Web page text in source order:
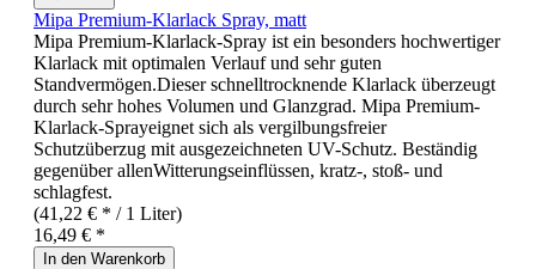
Mipa Premium-Klarlack Spray, matt
Mipa Premium-Klarlack-Spray ist ein besonders hochwertiger
Klarlack mit optimalen Verlauf und sehr guten
Standvermögen.Dieser schnelltrocknende Klarlack überzeugt
durch sehr hohes Volumen und Glanzgrad. Mipa Premium-
Klarlack-Sprayeignet sich als vergilbungsfreier
Schutzüberzug mit ausgezeichneten UV-Schutz. Beständig
gegenüber allenWitterungseinflüssen, kratz-, stoß- und
schlagfest.
(41,22 € * / 1 Liter)
16,49 € *
In den Warenkorb